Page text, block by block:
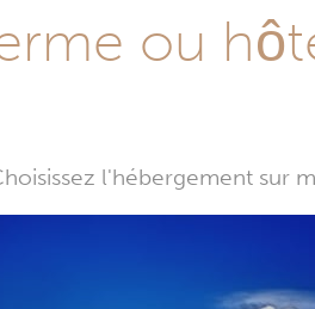
ou
l'hébergement sur